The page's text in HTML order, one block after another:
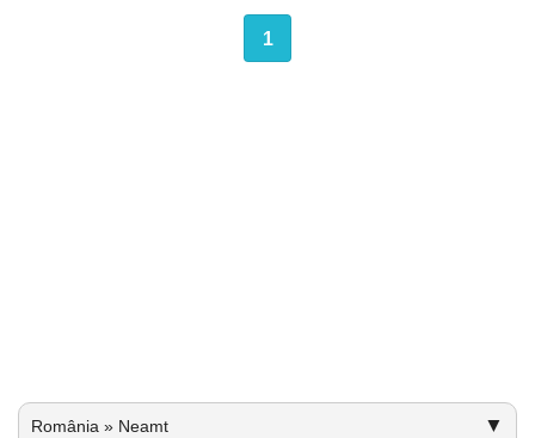
1
România » Neamt ▼